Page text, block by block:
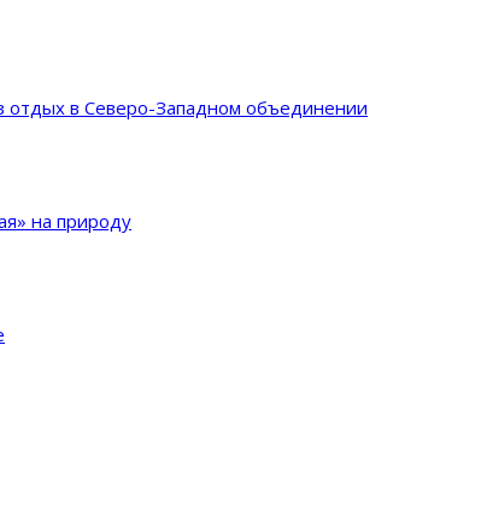
отдых в Северо-Западном объединении
на природу